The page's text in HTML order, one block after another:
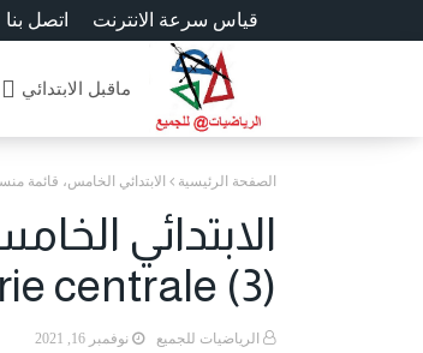
اتصل بنا قياس سرعة الانترنت
ماقبل الابتدائي
الصفحة الرئيسية الابتدائي الخامس، قائمة
centrale (3) -
الرياضيات للجميع نوفمبر 16, 2021